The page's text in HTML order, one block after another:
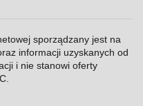
sporządzany jest na
informacji uzyskanych od
i nie stanowi oferty